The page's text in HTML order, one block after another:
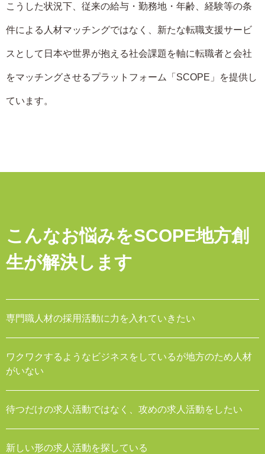
こうした状況下、従来の給与・勤務地・年齢、経験等の条
件による人材マッチングではなく、新たな転職支援サービ
スとして日本や世界が抱える社会課題を軸に転職者と会社
をマッチングさせるプラットフォーム「SCOPE」を提供し
ています。
こんなお悩みをSCOPE地方創
生が解決します
専門職人材の採用活動に力を入れていきたい
ワクワクするようなビジネスをしているが地方のため人材
がいない
待つだけの求人活動ではなく、攻めの求人活動をしたい
新しい形の求人活動を探している